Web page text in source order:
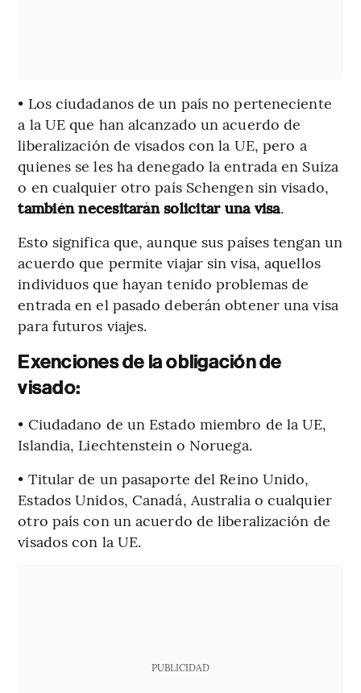
• Los ciudadanos de un país no perteneciente
a la UE que han alcanzado un acuerdo de
liberalización de visados con la UE, pero a
quienes se les ha denegado la entrada en Suiza
o en cualquier otro país Schengen sin visado,
también necesitarán solicitar una visa.
Esto significa que, aunque sus países tengan un
acuerdo que permite viajar sin visa, aquellos
individuos que hayan tenido problemas de
entrada en el pasado deberán obtener una visa
para futuros viajes.
Exenciones de la obligación de
visado:
• Ciudadano de un Estado miembro de la UE,
Islandia, Liechtenstein o Noruega.
• Titular de un pasaporte del Reino Unido,
Estados Unidos, Canadá, Australia o cualquier
otro país con un acuerdo de liberalización de
visados con la UE.
PUBLICIDAD